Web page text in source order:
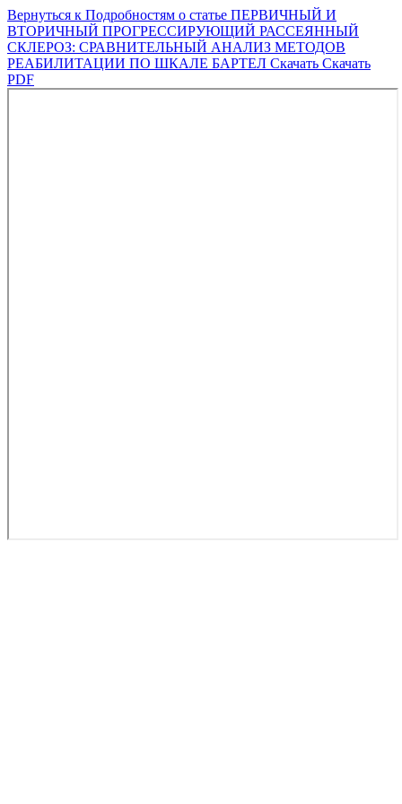
Вернуться к Подробностям о статье ПЕРВИЧНЫЙ И
ВТОРИЧНЫЙ ПРОГРЕССИРУЮЩИЙ РАССЕЯННЫЙ
СКЛЕРОЗ: СРАВНИТЕЛЬНЫЙ АНАЛИЗ МЕТОДОВ
РЕАБИЛИТАЦИИ ПО ШКАЛЕ БАРТЕЛ Скачать Скачать
PDF